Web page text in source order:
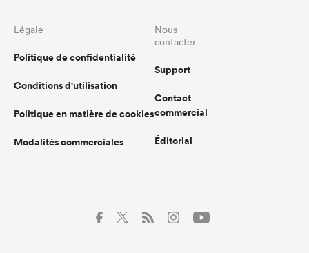
Légale
Politique de confidentialité
Conditions d'utilisation
Politique en matière de cookies
Modalités commerciales
Nous
contacter
Support
Contact
commercial
Éditorial